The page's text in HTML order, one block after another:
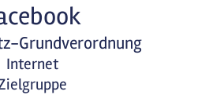
Grundverordnung
Internet